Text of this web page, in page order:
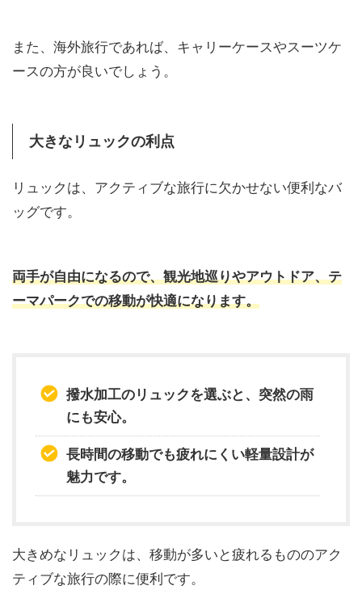
また、海外旅行であれば、キャリーケースやスーツケ
ースの方が良いでしょう。
大きなリュックの利点
リュックは、アクティブな旅行に欠かせない便利なバ
ッグです。
両手が自由になるので、観光地巡りやアウトドア、テ
ーマパークでの移動が快適になります。
撥水加工のリュックを選ぶと、突然の雨
にも安心。
長時間の移動でも疲れにくい軽量設計が
魅力です。
大きめなリュックは、移動が多いと疲れるもののアク
ティブな旅行の際に便利です。